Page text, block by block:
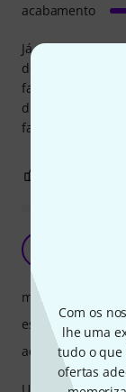
Com os
lhe uma
tudo o que
ofertas
Já usei estes
desde colunas,
facilmente os
duradouro. Vem
facilitar o
acabamento
Uso no suporte
manuseio
estabilidade
acabamento